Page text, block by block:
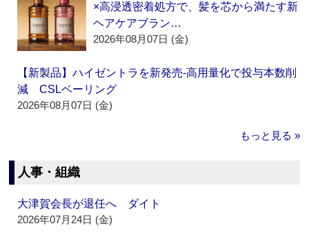
×高浸透密着処方で、髪を芯から満たす新
ヘアケアブラン…
2026年08月07日 (金)
【新製品】ハイゼントラを新発売‐高用量化で投与本数削
減 CSLベーリング
2026年08月07日 (金)
もっと見る »
人事・組織
大津賀会長が退任へ ダイト
2026年07月24日 (金)